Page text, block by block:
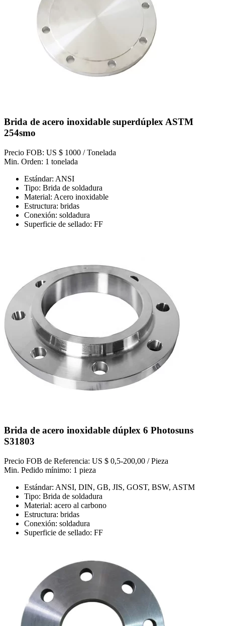
Brida de acero inoxidable superdúplex ASTM
254smo
Precio FOB: US $ 1000 / Tonelada
Min. Orden: 1 tonelada
Estándar: ANSI
Tipo: Brida de soldadura
Material: Acero inoxidable
Estructura: bridas
Conexión: soldadura
Superficie de sellado: FF
Brida de acero inoxidable dúplex 6 Photosuns
S31803
Precio FOB de Referencia: US $ 0,5-200,00 / Pieza
Min. Pedido mínimo: 1 pieza
Estándar: ANSI, DIN, GB, JIS, GOST, BSW, ASTM
Tipo: Brida de soldadura
Material: acero al carbono
Estructura: bridas
Conexión: soldadura
Superficie de sellado: FF